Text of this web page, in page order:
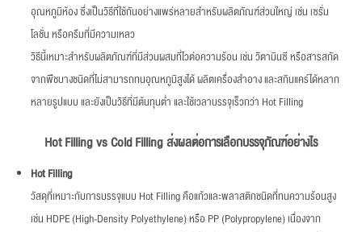
อุณหภูมิห้อง ซึ่งเป็นวิธีที่ใช้กันอย่างแพร่หลายสำหรับผลิตภัณฑ์ส่วนใหญ่ เช่น เซรั่ม
โลชั่น หรือครีมที่มีความเหลว
วิธีนี้เหมาะสำหรับผลิตภัณฑ์ที่มีส่วนผสมที่ไวต่อความร้อน เช่น วิตามินซี หรือสารสกัด
จากพืชบางชนิดที่ไม่สามารถทนอุณหภูมิสูงได้ ผลิตเครื่องสำอาง และสกินแคร์ได้หลาก
หลายรูปแบบ และยังเป็นวิธีที่มีต้นทุนต่ำ และใช้เวลาบรรจุเร็วกว่า Hot Filling
Hot Filling vs Cold Fillingส่งผลต่อการเลือกบรรจุภัณฑ์อย่างไร
Hot Filling
วัสดุที่เหมาะกับการบรรจุแบบ Hot Filling คือแก้วและพลาสติกชนิดที่ทนความร้อนสูง
เช่น HDPE (High-Density Polyethylene) หรือ PP (Polypropylene) เนื่องจาก